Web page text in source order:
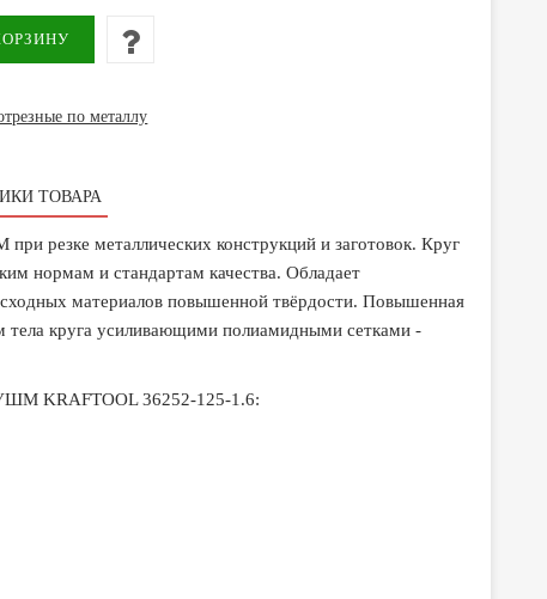
по металлу
ТОВАРА
резке металлических конструкций и заготовок. Круг
нормам и стандартам качества. Обладает
материалов повышенной твёрдости. Повышенная
тела круга усиливающими полиамидными сетками -
УШМ KRAFTOOL 36252-125-1.6: